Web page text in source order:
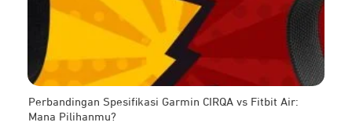
Perbandingan Spesifikasi Garmin CIRQA vs Fitbit Air:
Mana Pilihanmu?